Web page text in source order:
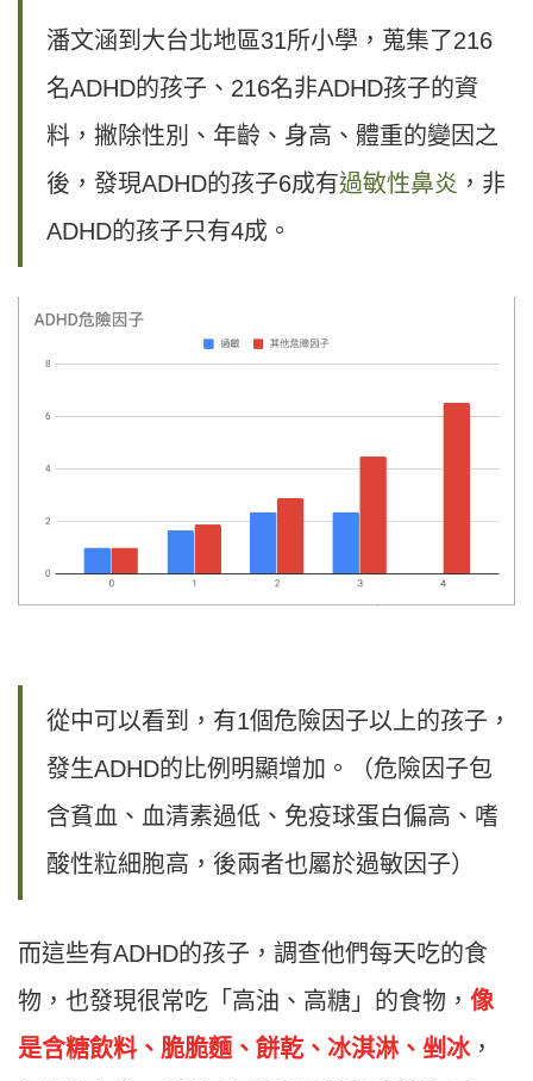
潘文涵到大台北地區31所小學，蒐集了216
名ADHD的孩子、216名非ADHD孩子的資
料，撇除性別、年齡、身高、體重的變因之
後，發現ADHD的孩子6成有過敏性鼻炎 ，非
ADHD的孩子只有4成。
從中可以看到，有1個危險因子以上的孩子，
發生ADHD的比例明顯增加。（危險因子包
含貧血、血清素過低、免疫球蛋白偏高、嗜
酸性粒細胞高，後兩者也屬於過敏因子）
而這些有ADHD的孩子，調查他們每天吃的食
物，也發現很常吃「高油、高糖」的食物， 像
是含糖飲料、脆脆麵、餅乾、冰淇淋、剉冰，